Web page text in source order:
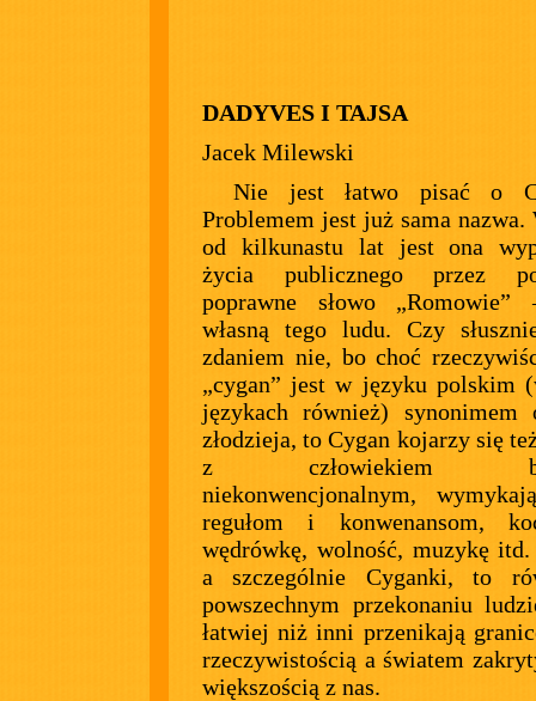
DADYVES I TAJSA
Jacek Milewski
Nie jest łatwo pisać o
Problemem jest już sama nazwa.
od kilkunastu lat jest ona
życia publicznego przez
poprawne słowo „Romowie”
własną tego ludu. Czy
zdaniem nie, bo choć
„cygan” jest w języku polskim
językach również) synonimem
złodzieja, to Cygan kojarzy się
z człowiekiem
niekonwencjonalnym,
regułom i konwenansom,
wędrówkę, wolność, muzykę itd.
a szczególnie Cyganki, to
powszechnym przekonaniu
łatwiej niż inni przenikają
rzeczywistością a światem
większością z nas.